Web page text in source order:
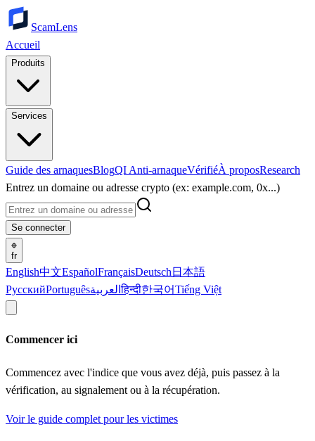
ScamLens
Accueil
Produits
Services
Guide des arnaquesBlogQI Anti-arnaqueVérifiéÀ proposResearch
Entrez un domaine ou adresse crypto (ex: example.com, 0x...)
Se connecter
fr
English中文EspañolFrançaisDeutsch 日本語
РусскийPortuguêsالعربيةहिन्दी한국어Tiếng Việt
Commencer ici
Commencez avec l'indice que vous avez déjà, puis passez à la
vérification, au signalement ou à la récupération.
Voir le guide complet pour les victimes